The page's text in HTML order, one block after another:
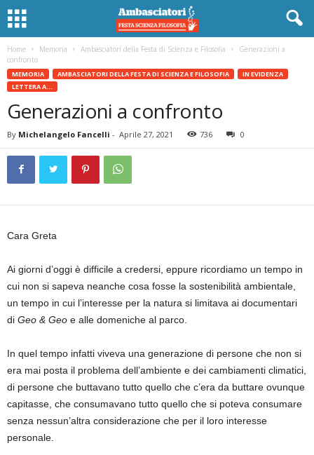
Home Memoria Ambasciatori della Festa di Scienza e Filosofia
Generazioni a
confronto
MEMORIA AMBASCIATORI DELLA FESTA DI SCIENZA E FILOSOFIA
IN EVIDENZA
LETTERA A...
Generazioni a confronto
By Michelangelo Fancelli - Aprile 27, 2021 736 0
Cara Greta
Ai giorni d’oggi è difficile a credersi, eppure ricordiamo un tempo in
cui non si sapeva neanche cosa fosse la sostenibilità ambientale,
un tempo in cui l’interesse per la natura si limitava ai documentari
di Geo & Geo e alle domeniche al parco.
In quel tempo infatti viveva una generazione di persone che non si
era mai posta il problema dell’ambiente e dei cambiamenti climatici,
di persone che buttavano tutto quello che c’era da buttare ovunque
capitasse, che consumavano tutto quello che si poteva consumare
senza nessun’altra considerazione che per il loro interesse
personale.